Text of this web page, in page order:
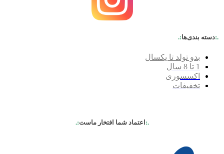
.:دسته بندی‌ها:.
بدو تولد تا یکسال
1 تا 8 سال
اکسسوری
تخفیفات
.:اعتماد شما افتخار ماست:.